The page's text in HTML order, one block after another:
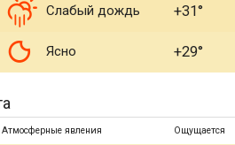
Слабый дождь +31°
Ясно +29°
Атмосферные явления Ощущается